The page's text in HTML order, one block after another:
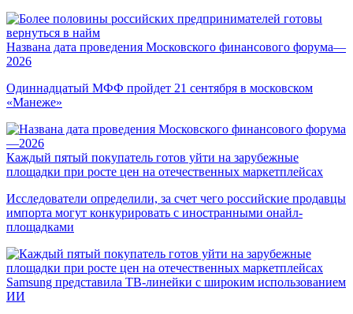
Названа дата проведения Московского финансового форума—
2026
Одиннадцатый МФФ пройдет 21 сентября в московском
«Манеже»
Каждый пятый покупатель готов уйти на зарубежные
площадки при росте цен на отечественных маркетплейсах
Исследователи определили, за счет чего российские продавцы
импорта могут конкурировать с иностранными онайл-
площадками
Samsung представила ТВ-линейки с широким использованием
ИИ